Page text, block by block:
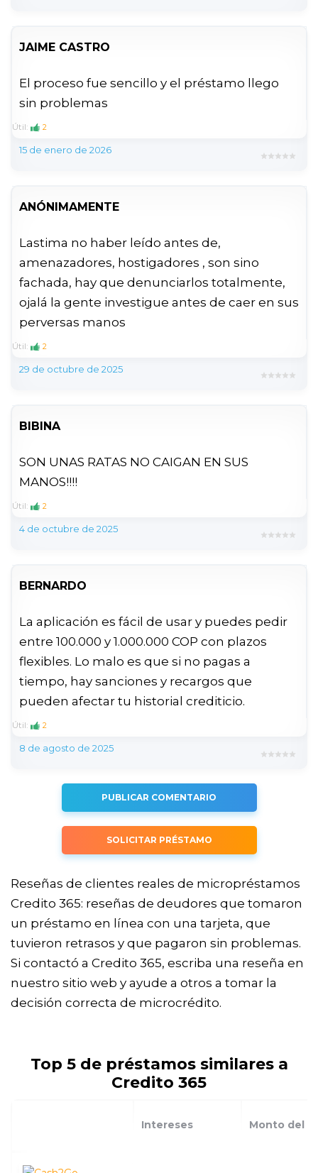
JAIME CASTRO
El proceso fue sencillo y el préstamo llego
sin problemas
Útil: 2
15 de enero de 2026
ANÓNIMAMENTE
Lastima no haber leído antes de,
amenazadores, hostigadores , son sino
fachada, hay que denunciarlos totalmente,
ojalá la gente investigue antes de caer en sus
perversas manos
Útil: 2
29 de octubre de 2025
BIBINA
SON UNAS RATAS NO CAIGAN EN SUS
MANOS!!!!
Útil: 2
4 de octubre de 2025
BERNARDO
La aplicación es fácil de usar y puedes pedir
entre 100.000 y 1.000.000 COP con plazos
flexibles. Lo malo es que si no pagas a
tiempo, hay sanciones y recargos que
pueden afectar tu historial crediticio.
Útil: 2
8 de agosto de 2025
PUBLICAR COMENTARIO
SOLICITAR PRÉSTAMO
Reseñas de clientes reales de micropréstamos
Credito 365: reseñas de deudores que tomaron
un préstamo en línea con una tarjeta, que
tuvieron retrasos y que pagaron sin problemas.
Si contactó a Credito 365, escriba una reseña en
nuestro sitio web y ayude a otros a tomar la
decisión correcta de microcrédito.
Top 5 de préstamos similares a
Credito 365
Intereses Monto del